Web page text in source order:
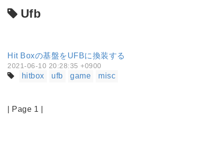
Ufb
Hit Boxの基盤をUFBに換装する
2021-06-10 20:28:35 +0900
hitbox ufb game misc
| Page 1 |